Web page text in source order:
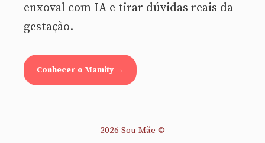
enxoval com IA e tirar dúvidas reais da
gestação.
Conhecer o Mamity →
2026 Sou Mãe ©